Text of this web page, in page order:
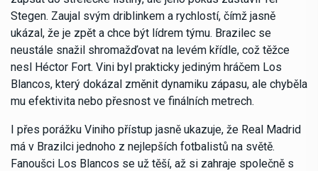
Stegen. Zaujal svým driblinkem a rychlostí, čímž jasně
ukázal, že je zpět a chce být lídrem týmu. Brazilec se
neustále snažil shromažďovat na levém křídle, což těžce
nesl Héctor Fort. Vini byl prakticky jediným hráčem Los
Blancos, který dokázal změnit dynamiku zápasu, ale chyběla
mu efektivita nebo přesnost ve finálních metrech.
I přes porážku Viniho přístup jasně ukazuje, že Real Madrid
má v Brazilci jednoho z nejlepších fotbalistů na světě.
Fanoušci Los Blancos se už těší, až si zahraje společně s